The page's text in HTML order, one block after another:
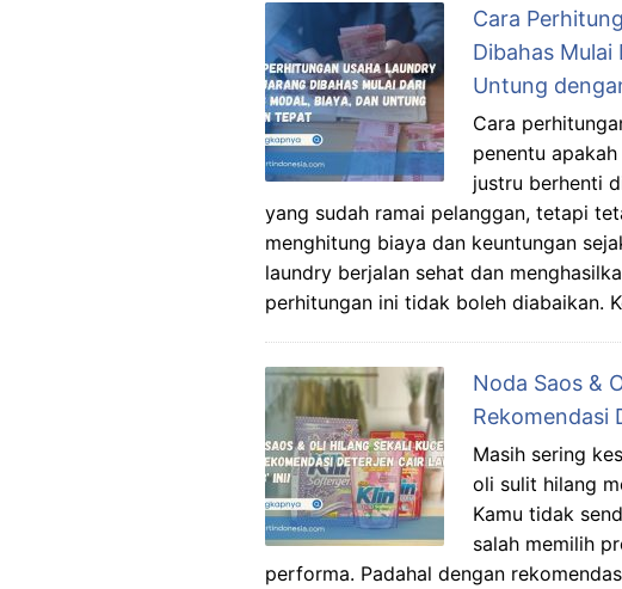
Cara
Dibahas Mulai
Untung
Cara
penentu
justru berhenti
yang sudah ramai pelanggan, tetapi
menghitung biaya dan keuntungan
laundry berjalan sehat dan
perhitungan ini tidak boleh diabaikan.
Noda Saos &
Rekomendasi
Masih sering
oli sulit hilang
Kamu tidak
salah memilih
performa. Padahal dengan